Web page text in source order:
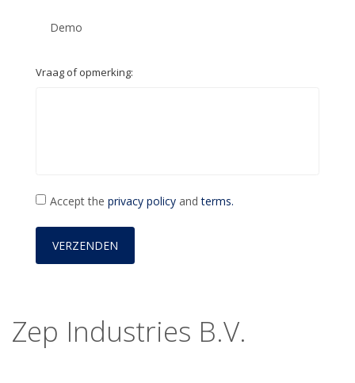
Demo
Vraag of opmerking:
Accept the privacy policyandterms.
Zep Industries B.V.